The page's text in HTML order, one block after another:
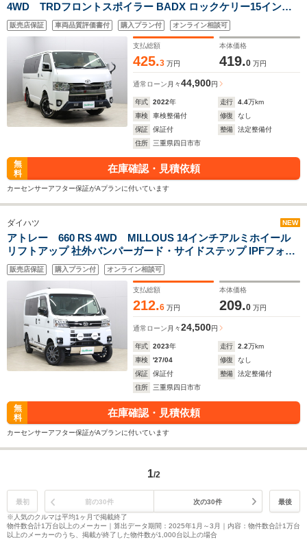
4WD TRDフロントスポイラー BADX ロックケリー15インチ
AW TRDマッドフラップ ベッドキット セーフティセンス スト
ラーダメモリーナビ・地デジTV・DVD/CD・Bluetooth カロッ
ツェリアFDモニター バックカメラ ドラレコ ETC
販売店保証 車両品質評価書付 購入プラン付 オンライン相談可
支払総額
425.3 万円
本体価格
419.0 万円
通常ローン 月々44,900円
年式 2022年 走行 4.4万km
車検
車検整備付 修復
なし
保証
保証付 整備
法定整備付
住所
三重県四日市市
無
料
在庫確認・見積依頼
カーセンサーアフター保証がAプランに付いています
ダイハツ NEW
アトレー 660 RS 4WD MILLOUS 14インチアルミホイール
リフトアップ 社外バンパーガード・サイドステップ IPFフォグ
ランプ スマートアシスト カロッツェリアフローティングナビ・
地デジTV・Bluetooth
販売店保証 購入プラン付 オンライン相談可
支払総額
212.6 万円
本体価格
209.0 万円
通常ローン 月々24,500円
年式 2023年 走行 2.2万km
車検
'27/04 修復
なし
保証
保証付 整備
法定整備付
住所
三重県四日市市
無
料
在庫確認・見積依頼
カーセンサーアフター保証がAプランに付いています
1/2
最初 前の30件 次の30件
最後
※人気のクルマは平均1ヶ月で掲載終了
物件数合計1万台以上のメーカー｜算出データ期間：2025年1月～3月｜内容：物件数合計1万台
以上のメーカーのうち、掲載が終了した物件数が1,000台以上の場合